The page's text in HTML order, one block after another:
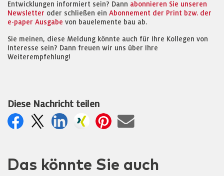
Entwicklungen informiert sein? Dann abonnieren Sie unseren
Newsletter oder schließen ein Abonnement der Print bzw. der
e-paper Ausgabe von bauelemente bau ab.
Sie meinen, diese Meldung könnte auch für Ihre Kollegen von
Interesse sein? Dann freuen wir uns über Ihre
Weiterempfehlung!
Diese Nachricht teilen
Das könnte Sie auch